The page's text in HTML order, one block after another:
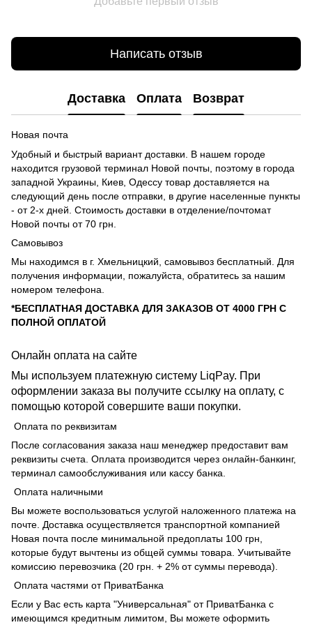
Написать отзыв
Доставка Оплата Возврат
Новая почта
Удобный и быстрый вариант доставки. В нашем городе
находится грузовой терминал Новой почты, поэтому в города
западной Украины, Киев, Одессу товар доставляется на
следующий день после отправки, в другие населенные пункты
- от 2-х дней. Стоимость доставки в отделение/почтомат
Новой почты от 70 грн.
Самовывоз
Мы находимся в г. Хмельницкий, самовывоз бесплатный. Для
получения информации, пожалуйста, обратитесь за нашим
номером телефона.
*БЕСПЛАТНАЯ ДОСТАВКА ДЛЯ ЗАКАЗОВ ОТ 4000 ГРН С
ПОЛНОЙ ОПЛАТОЙ
Онлайн оплата на сайте
Мы используем платежную систему LiqPay. При
оформлении заказа вы получите ссылку на оплату, с
помощью которой совершите ваши покупки.
Оплата по реквизитам
После согласования заказа наш менеджер предоставит вам
реквизиты счета. Оплата производится через онлайн-банкинг,
терминал самообслуживания или кассу банка.
Оплата наличными
Вы можете воспользоваться услугой наложенного платежа на
почте. Доставка осуществляется транспортной компанией
Новая почта после минимальной предоплаты 100 грн,
которые будут вычтены из общей суммы товара. Учитывайте
комиссию перевозчика (20 грн. + 2% от суммы перевода).
Оплата частями от ПриватБанка
Если у Вас есть карта "Универсальная" от ПриватБанка с
имеющимся кредитным лимитом, Вы можете оформить